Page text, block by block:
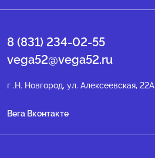
8 (831) 234-02-55
vega52@vega52.ru
г .Н. Новгород, ул. Алексеевская, 22А
Вега Вконтакте